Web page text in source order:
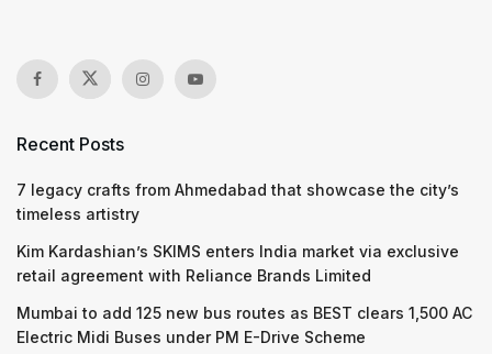
Recent Posts
7 legacy crafts from Ahmedabad that showcase the city’s
timeless artistry
Kim Kardashian’s SKIMS enters India market via exclusive
retail agreement with Reliance Brands Limited
Mumbai to add 125 new bus routes as BEST clears 1,500 AC
Electric Midi Buses under PM E-Drive Scheme